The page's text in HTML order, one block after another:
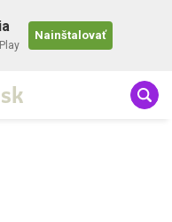
Nainštalovať